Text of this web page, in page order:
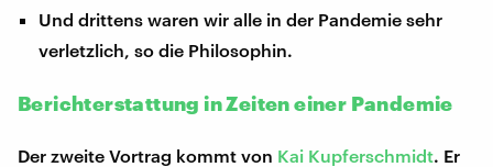
Und drittens waren wir alle in der Pandemie sehr
verletzlich, so die Philosophin.
Berichterstattung in Zeiten einer Pandemie
Der zweite Vortrag kommt von Kai Kupferschmidt. Er